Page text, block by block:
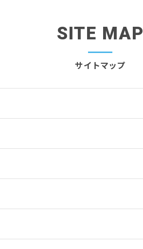
サイトマップ
SITE MAP